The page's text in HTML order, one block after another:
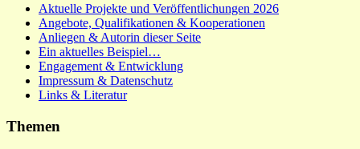
Aktuelle Projekte und Veröffentlichungen 2026
Angebote, Qualifikationen & Kooperationen
Anliegen & Autorin dieser Seite
Ein aktuelles Beispiel…
Engagement & Entwicklung
Impressum & Datenschutz
Links & Literatur
Themen